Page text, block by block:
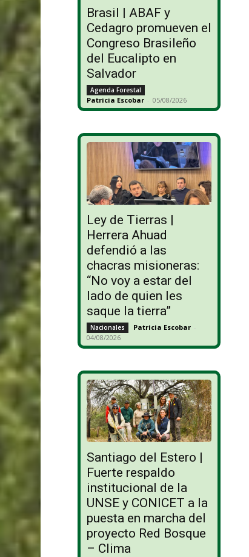
Brasil | ABAF y
Cedagro promueven el
Congreso Brasileño
del Eucalipto en
Salvador
Agenda Forestal
Patricia Escobar - 05/08/2026
Ley de Tierras |
Herrera Ahuad
defendió a las
chacras misioneras:
“No voy a estar del
lado de quien les
saque la tierra”
Nacionales Patricia Escobar -
04/08/2026
Santiago del Estero |
Fuerte respaldo
institucional de la
UNSE y CONICET a la
puesta en marcha del
proyecto Red Bosque
– Clima